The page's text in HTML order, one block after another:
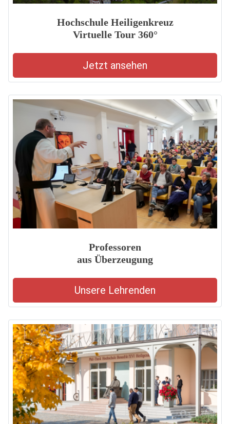
Hochschule Heiligenkreuz
Virtuelle Tour 360°
Jetzt ansehen
Professoren
aus Überzeugung
Unsere Lehrenden